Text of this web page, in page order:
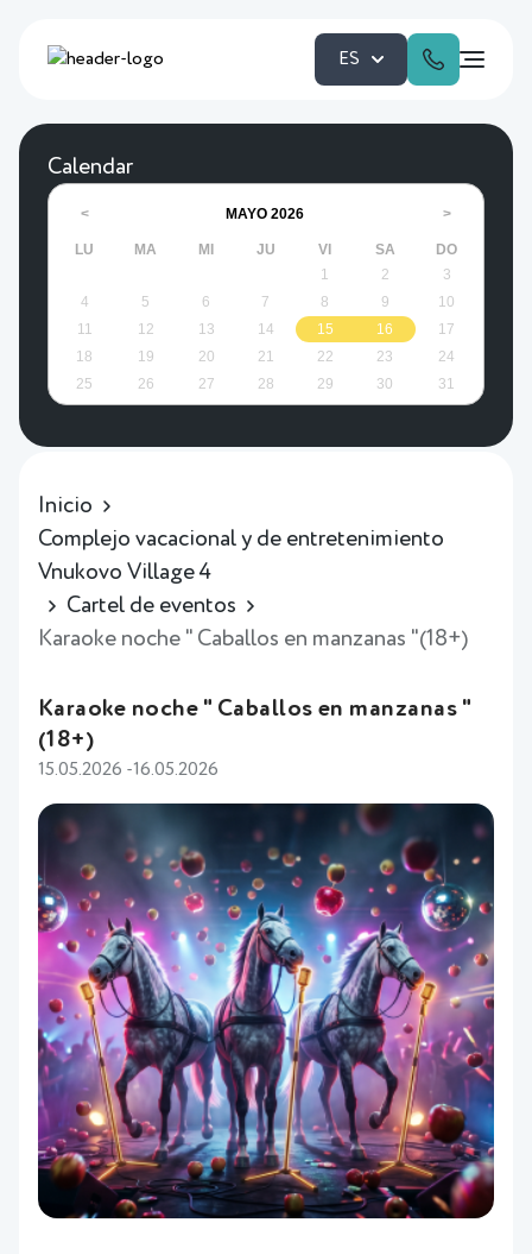
ES
Calendar
< MAYO 2026 >
LU MA MI JU VI SA
DO
1
2
3
4
5 6 7 8 9
10
11
12 13 14 15 16
17
18
19 20 21 22 23
24
25
26 27 28 29 30 31
Inicio
Complejo vacacional y de entretenimiento
Vnukovo Village 4
Cartel de eventos
Karaoke noche " Caballos en manzanas "(18+)
Karaoke noche " Caballos en manzanas "
(18+)
15.05.2026 -16.05.2026